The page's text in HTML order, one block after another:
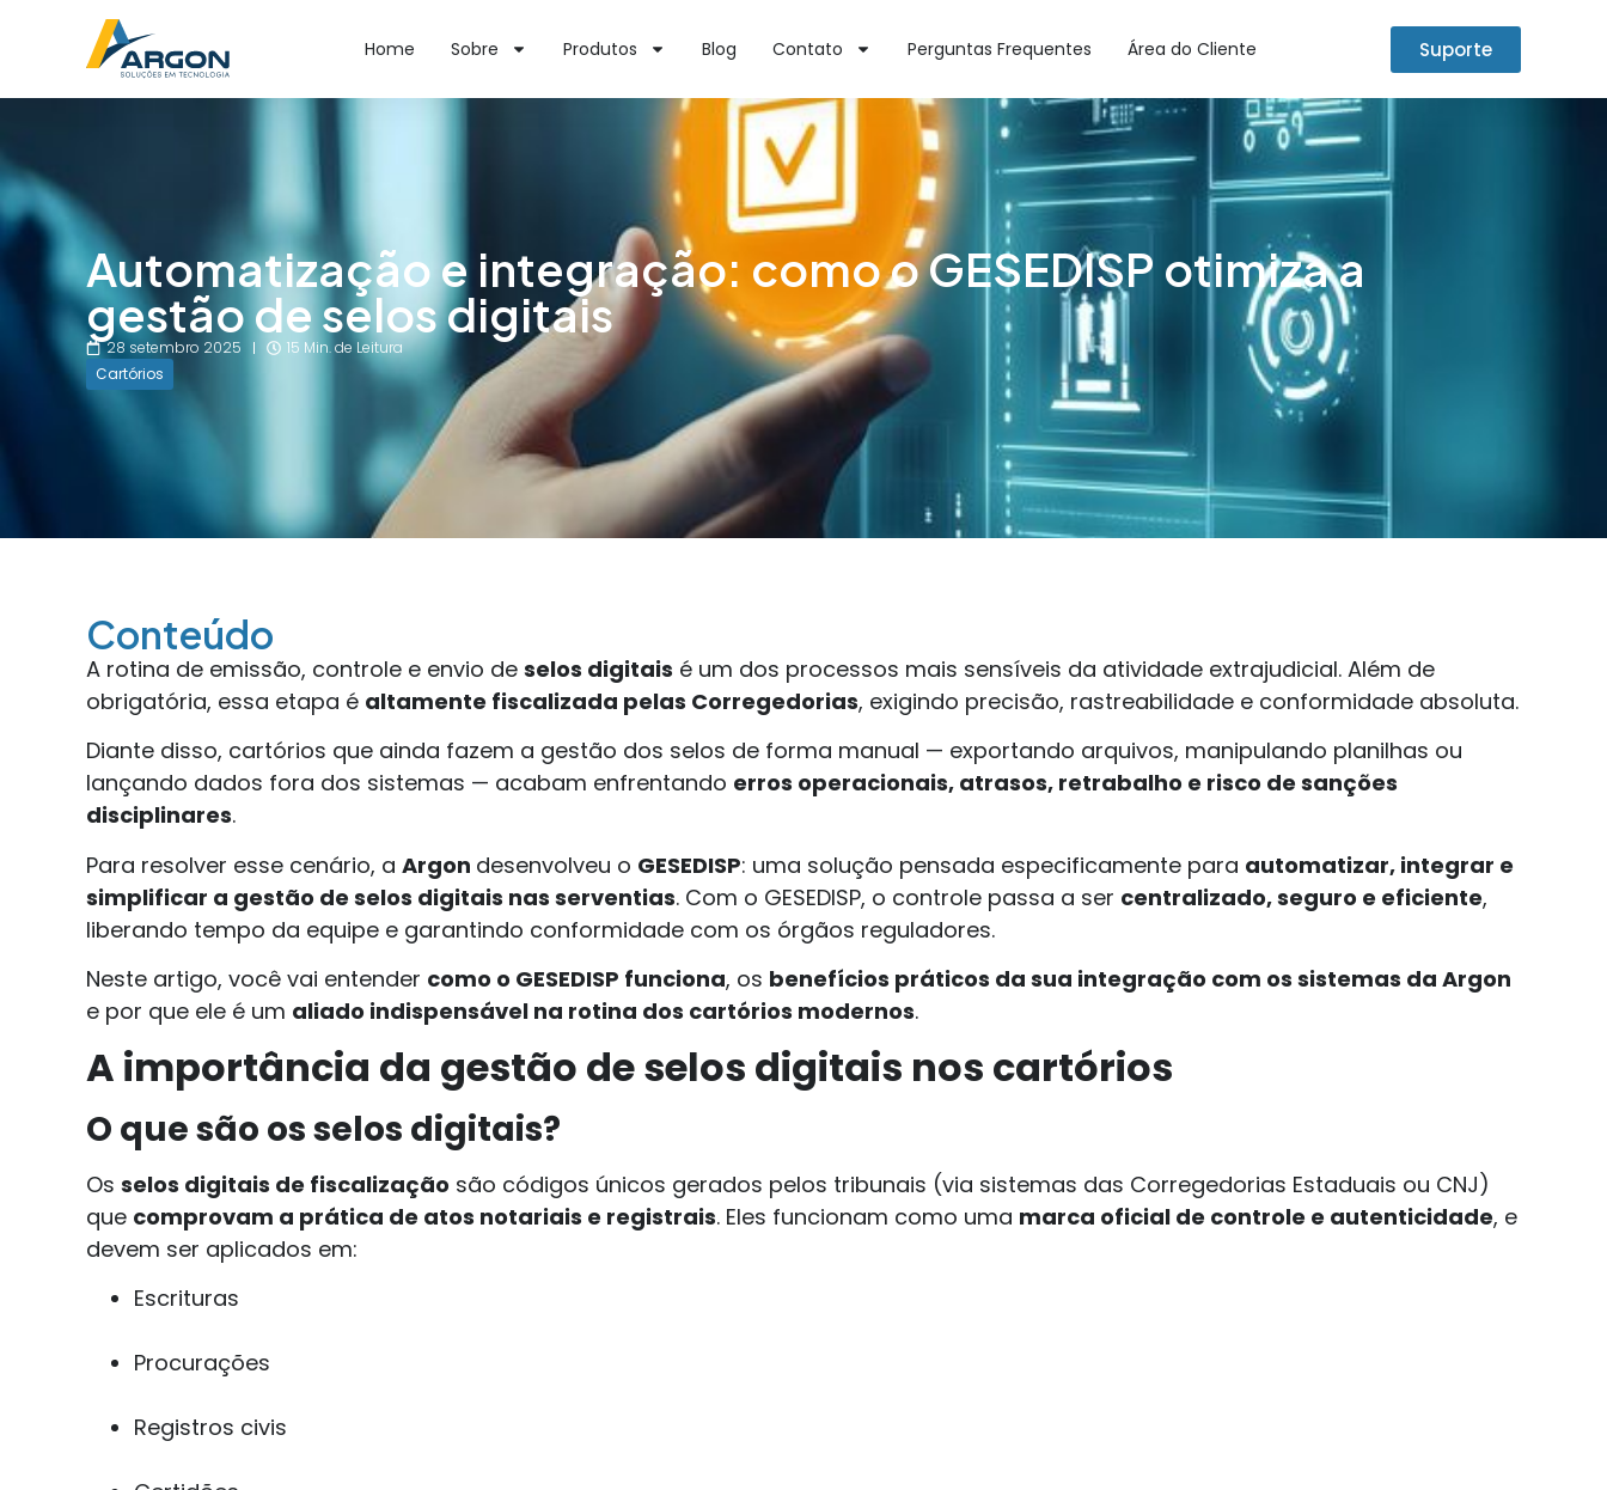
Home Sobre Produtos Blog Contato Perguntas Frequentes Área do Cliente Suporte
Automatização e integração: como o GESEDISP otimiza a
gestão de selos digitais
28 setembro 2025
15 Min. de Leitura
Cartórios
Conteúdo
A rotina de emissão, controle e envio de selos digitais é um dos processos mais sensíveis da atividade extrajudicial. Além de
obrigatória, essa etapa é altamente fiscalizada pelas Corregedorias, exigindo precisão, rastreabilidade e conformidade absoluta.
Diante disso, cartórios que ainda fazem a gestão dos selos de forma manual — exportando arquivos, manipulando planilhas ou
lançando dados fora dos sistemas — acabam enfrentando erros operacionais, atrasos, retrabalho e risco de sanções
disciplinares.
Para resolver esse cenário, a Argon desenvolveu o GESEDISP: uma solução pensada especificamente para automatizar, integrar e
simplificar a gestão de selos digitais nas serventias. Com o GESEDISP, o controle passa a ser centralizado, seguro e eficiente,
liberando tempo da equipe e garantindo conformidade com os órgãos reguladores.
Neste artigo, você vai entender como o GESEDISP funciona, os benefícios práticos da sua integração com os sistemas da Argon
e por que ele é um aliado indispensável na rotina dos cartórios modernos.
A importância da gestão de selos digitais nos cartórios
O que são os selos digitais?
Os selos digitais de fiscalização são códigos únicos gerados pelos tribunais (via sistemas das Corregedorias Estaduais ou CNJ)
que comprovam a prática de atos notariais e registrais. Eles funcionam como uma marca oficial de controle e autenticidade, e
devem ser aplicados em:
Escrituras
Procurações
Registros civis